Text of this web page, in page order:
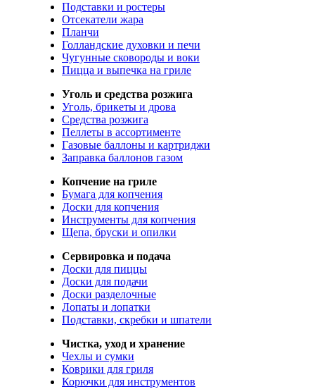
Подставки и ростеры
Отсекатели жара
Планчи
Голландские духовки и печи
Чугунные сковороды и воки
Пицца и выпечка на гриле
Уголь и средства розжига
Уголь, брикеты и дрова
Средства розжига
Пеллеты в ассортименте
Газовые баллоны и картриджи
Заправка баллонов газом
Копчение на гриле
Бумага для копчения
Доски для копчения
Инструменты для копчения
Щепа, бруски и опилки
Сервировка и подача
Доски для пиццы
Доски для подачи
Доски разделочные
Лопаты и лопатки
Подставки, скребки и шпатели
Чистка, уход и хранение
Чехлы и сумки
Коврики для гриля
Корючки для инструментов